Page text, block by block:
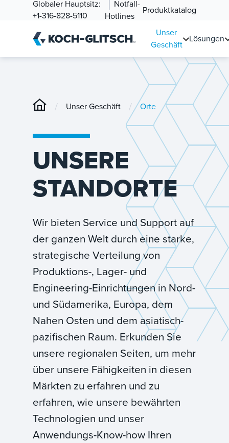
Globaler Hauptsitz:
+1-316-828-5110
Notfall-
Hotlines
Produktkatalog
Unser
Geschäft
Lösungen
/ Unser Geschäft / Orte
UNSERE
STANDORTE
Wir bieten Service und Support auf
der ganzen Welt durch eine starke,
strategische Verteilung von
Produktions-, Lager- und
Engineering-Einrichtungen in Nord-
und Südamerika, Europa, dem
Nahen Osten und dem asiatisch-
pazifischen Raum. Erkunden Sie
unsere regionalen Seiten, um mehr
über unsere Fähigkeiten in diesen
Märkten zu erfahren und zu
erfahren, wie unsere bewährten
Technologien und unser
Anwendungs-Know-how Ihren